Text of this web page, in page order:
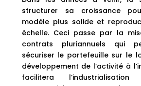
structurer sa croissance
modèle plus solide et
échelle. Ceci passe par la
contrats pluriannuels qui
sécuriser le portefeuille sur le
développement de l’activité à
facilitera